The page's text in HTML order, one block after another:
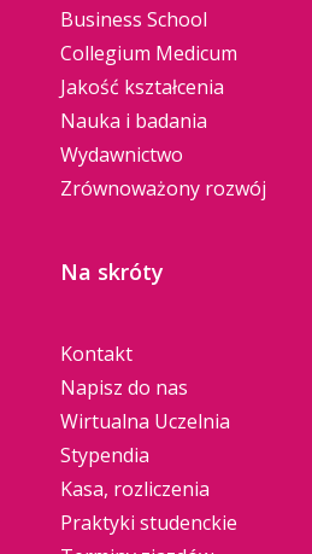
Business School
Collegium Medicum
Jakość kształcenia
Nauka i badania
Wydawnictwo
Zrównoważony rozwój
Na skróty
Kontakt
Napisz do nas
Wirtualna Uczelnia
Stypendia
Kasa, rozliczenia
Praktyki studenckie